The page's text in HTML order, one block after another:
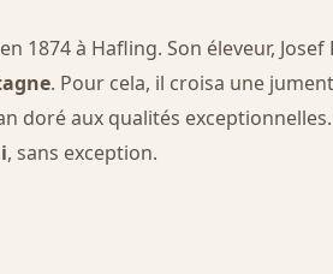
1874 à Hafling. Son éleveur,
. Pour cela, il croisa une
doré aux qualités
, sans exception.